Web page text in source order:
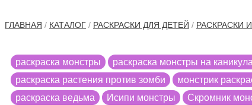
ГЛАВНАЯ / КАТАЛОГ / РАСКРАСКИ ДЛЯ ДЕТЕЙ / РАСКРАСКИ
раскраска монстры раскраска монстры на
раскраска растения против зомби
монстрик
раскраска ведьма
Исипи монстры Скромник